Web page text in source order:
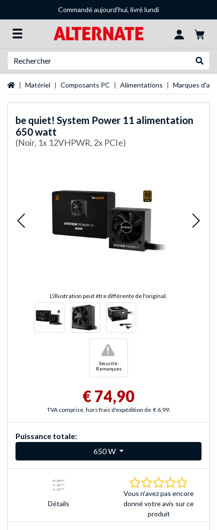
Commandé aujourd'hui, livré lundi
Page d'accueil
Matériel Composants PC Alimentations Marques
be quiet! System Power 11 alimentation
650 watt
(Noir, 1x 12VHPWR, 2x PCIe)
L'illustration peut être différente de l'original.
Sécurité-
Remarques
!
€ 74,90
TVA comprise, hors frais d'expédition de € 6,99.
Puissance totale:
650 W
Détails
Vous n'avez pas encore
donné votre avis sur ce
produit